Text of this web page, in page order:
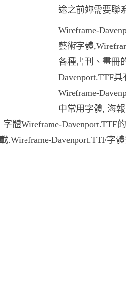
途之前妳需要聯
Wireframe-
藝術字體
各種書刊、畫冊
Davenport.TTF
Wireframe-
中常用字體, 海
體Wireframe-Davenport.TTF
.Wireframe-Davenport.TTF字